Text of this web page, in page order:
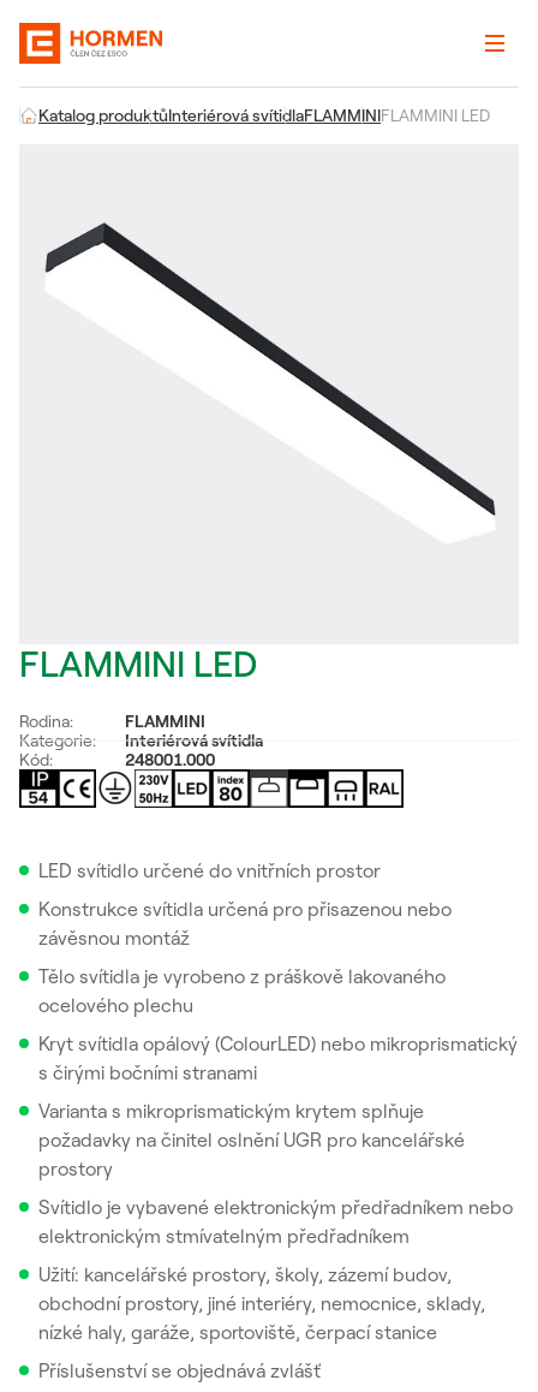
Katalog produktůInteriérová svítidlaFLAMMINIFLAMMINI LED
FLAMMINI LED
Rodina:
FLAMMINI
Kategorie:
Interiérová svítidla
Kód:
248001.000
LED svítidlo určené do vnitřních prostor
Konstrukce svítidla určená pro přisazenou nebo
závěsnou montáž
Tělo svítidla je vyrobeno z práškově lakovaného
ocelového plechu
Kryt svítidla opálový (ColourLED) nebo mikroprismatický
s čirými bočními stranami
Varianta s mikroprismatickým krytem splňuje
požadavky na činitel oslnění UGR pro kancelářské
prostory
Svítidlo je vybavené elektronickým předřadníkem nebo
elektronickým stmívatelným předřadníkem
Užití: kancelářské prostory, školy, zázemí budov,
obchodní prostory, jiné interiéry, nemocnice, sklady,
nízké haly, garáže, sportoviště, čerpací stanice
Příslušenství se objednává zvlášť